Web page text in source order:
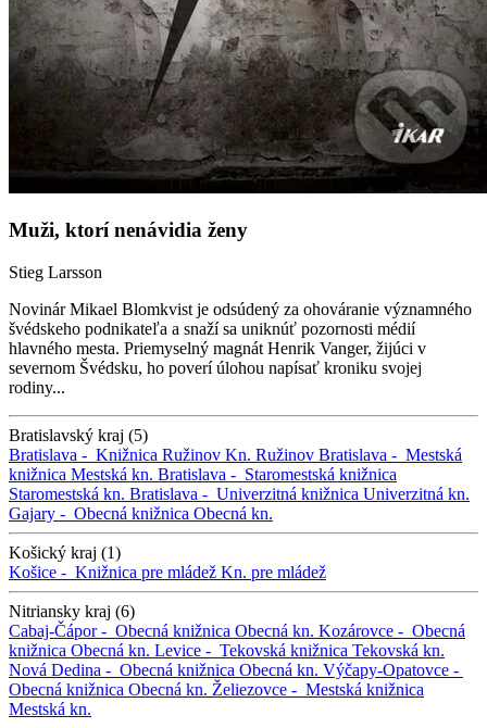
Muži, ktorí nenávidia ženy
Stieg Larsson
Novinár Mikael Blomkvist je odsúdený za ohováranie významného
švédskeho podnikateľa a snaží sa uniknúť pozornosti médií
hlavného mesta. Priemyselný magnát Henrik Vanger, žijúci v
severnom Švédsku, ho poverí úlohou napísať kroniku svojej
rodiny...
Bratislavský kraj (5)
Bratislava - Knižnica Ružinov Kn. Ružinov Bratislava - Mestská
knižnica Mestská kn. Bratislava - Staromestská knižnica
Staromestská kn. Bratislava - Univerzitná knižnica Univerzitná kn.
Gajary - Obecná knižnica Obecná kn.
Košický kraj (1)
Košice - Knižnica pre mládež Kn. pre mládež
Nitriansky kraj (6)
Cabaj-Čápor - Obecná knižnica Obecná kn. Kozárovce - Obecná
knižnica Obecná kn. Levice - Tekovská knižnica Tekovská kn.
Nová Dedina - Obecná knižnica Obecná kn. Výčapy-Opatovce -
Obecná knižnica Obecná kn. Želiezovce - Mestská knižnica
Mestská kn.